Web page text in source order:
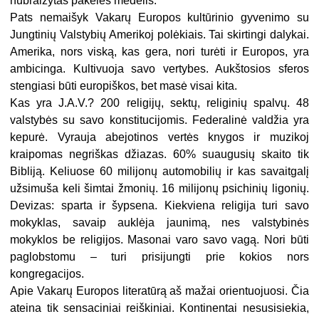
Pats nemaišyk Vakarų Europos kultūrinio gyvenimo su
Jungtinių Valstybių Amerikoj polėkiais. Tai skirtingi dalykai.
Amerika, nors viską, kas gera, nori turėti ir Europos, yra
ambicinga. Kultivuoja savo vertybes. Aukštosios sferos
stengiasi būti europiškos, bet masė visai kita.
Kas yra J.A.V.? 200 religijų, sektų, religinių spalvų. 48
valstybės su savo konstitucijomis. Federalinė valdžia yra
kepurė. Vyrauja abejotinos vertės knygos ir muzikoj
kraipomas negriškas džiazas. 60% suaugusių skaito tik
Bibliją. Keliuose 60 milijonų automobilių ir kas savaitgalį
užsimuša keli šimtai žmonių. 16 milijonų psichinių ligonių.
Devizas: sparta ir šypsena. Kiekviena religija turi savo
mokyklas, savaip auklėja jaunimą, nes valstybinės
mokyklos be religijos. Masonai varo savo vagą. Nori būti
paglobstomu – turi prisijungti prie kokios nors
kongregacijos.
Apie Vakarų Europos literatūrą aš mažai orientuojuosi. Čia
ateina tik sensaciniai reiškiniai. Kontinentai nesusisiekia,